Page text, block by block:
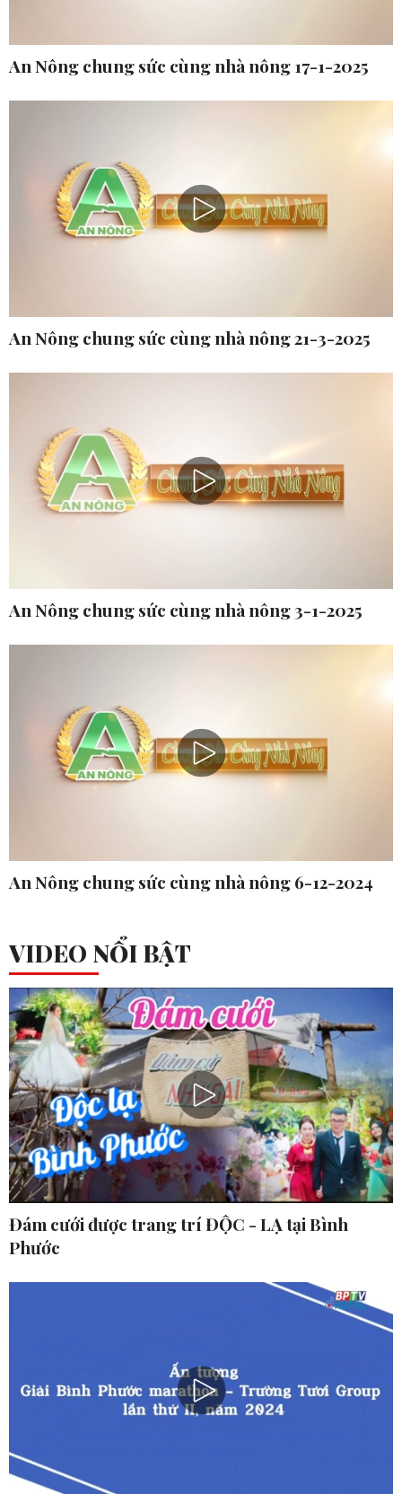
An Nông chung sức cùng nhà nông 17-1-2025
An Nông chung sức cùng nhà nông 21-3-2025
An Nông chung sức cùng nhà nông 3-1-2025
An Nông chung sức cùng nhà nông 6-12-2024
VIDEO NỔI BẬT
Đám cưới được trang trí ĐỘC - LẠ tại Bình
Phước